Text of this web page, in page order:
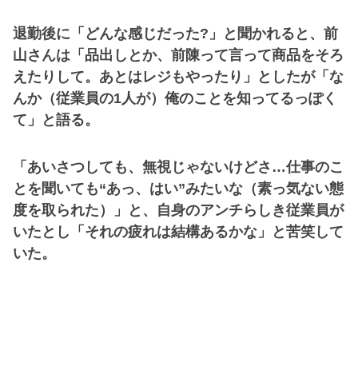
退勤後に「どんな感じだった?」と聞かれると、前
山さんは「品出しとか、前陳って言って商品をそろ
えたりして。あとはレジもやったり」としたが「な
んか（従業員の1人が）俺のことを知ってるっぽく
て」と語る。
「あいさつしても、無視じゃないけどさ…仕事のこ
とを聞いても“あっ、はい”みたいな（素っ気ない態
度を取られた）」と、自身のアンチらしき従業員が
いたとし「それの疲れは結構あるかな」と苦笑して
いた。